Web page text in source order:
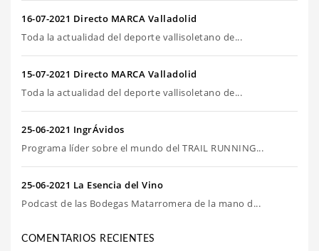
16-07-2021 Directo MARCA Valladolid
Toda la actualidad del deporte vallisoletano de...
15-07-2021 Directo MARCA Valladolid
Toda la actualidad del deporte vallisoletano de...
25-06-2021 IngrÁvidos
Programa líder sobre el mundo del TRAIL RUNNING...
25-06-2021 La Esencia del Vino
Podcast de las Bodegas Matarromera de la mano d...
COMENTARIOS RECIENTES